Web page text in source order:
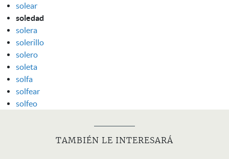
solear
soledad
solera
solerillo
solero
soleta
solfa
solfear
solfeo
TAMBIÉN LE INTERESARÁ